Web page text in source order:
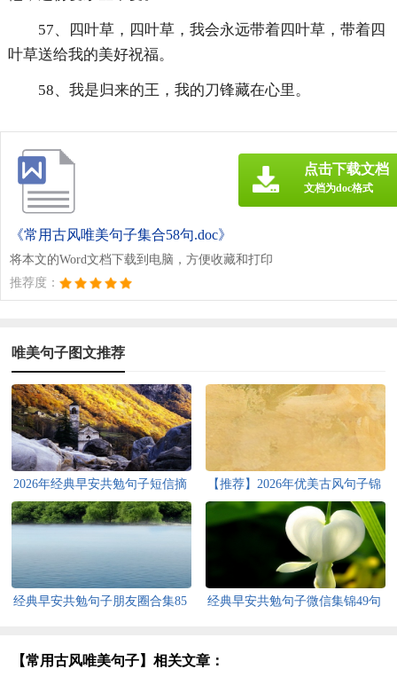
57、四叶草，四叶草，我会永远带着四叶草，带着四
叶草送给我的美好祝福。
58、我是归来的王，我的刀锋藏在心里。
《常用古风唯美句子集合58句.doc》
将本文的Word文档下载到电脑，方便收藏和打印
推荐度：
点击下载文档
文档为doc格式
唯美句子图文推荐
2026年经典早安共勉句子短信摘
录22句
【推荐】2026年优美古风句子锦
集35句
经典早安共勉句子朋友圈合集85
经典早安共勉句子微信集锦49句
【常用古风唯美句子】相关文章：